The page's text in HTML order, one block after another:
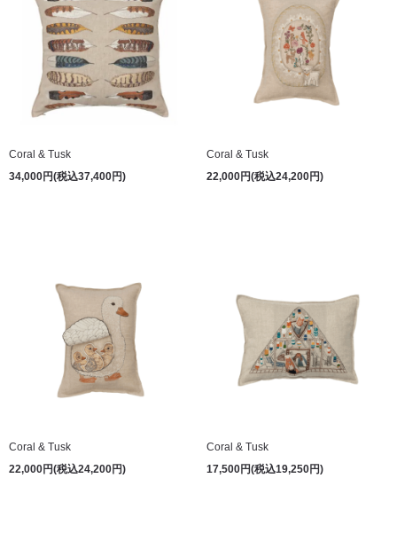
Coral & Tusk
34,000円(税込37,400円)
Coral & Tusk
22,000円(税込24,200円)
Coral & Tusk
22,000円(税込24,200円)
Coral & Tusk
17,500円(税込19,250円)